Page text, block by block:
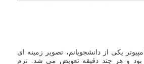
یکی از دانشجویانم، تصویر زمینه ای
بود و هر چند دقیقه تعویض می شد. نرم